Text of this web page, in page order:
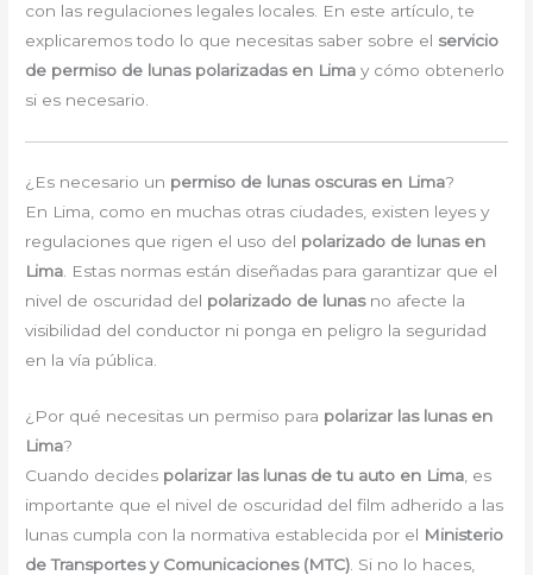
con las regulaciones legales locales. En este artículo, te
explicaremos todo lo que necesitas saber sobre el servicio
de permiso de lunas polarizadas en Lima y cómo obtenerlo
si es necesario.
¿Es necesario un permiso de lunas oscuras en Lima?
En Lima, como en muchas otras ciudades, existen leyes y
regulaciones que rigen el uso del polarizado de lunas en
Lima . Estas normas están diseñadas para garantizar que el
nivel de oscuridad del polarizado de lunasno afecte la
visibilidad del conductor ni ponga en peligro la seguridad
en la vía pública.
¿Por qué necesitas un permiso para polarizar las lunas en
Lima?
Cuando decides polarizar las lunas de tu auto en Lima , es
importante que el nivel de oscuridad del film adherido a las
lunas cumpla con la normativa establecida por el Ministerio
de Transportes y Comunicaciones (MTC) . Si no lo haces,